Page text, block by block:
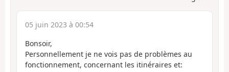
05 juin 2023 à 00:54
Bonsoir,
Personnellement je ne vois pas de problèmes au
fonctionnement, concernant les itinéraires et: